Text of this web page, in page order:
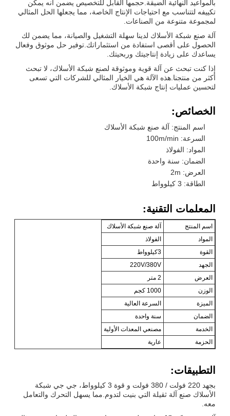
بالمواعيد النهائية الضيقة.حجمها القابل للتخصيص يضمن أنه يمكن
تكييفه لتتناسب مع احتياجات الإنتاج الخاصة، مما يجعلها الحل المثالي
لمجموعة متنوعة من الصناعات.
آلة صنع شبكة الأسلاك لدينا سهلة التشغيل والصيانة، مما يضمن لك
الحصول على أقصى استفادة من استثماراتك.توفير حل موثوق وفعال
يساعدك على زيادة إنتاجيتك وربحيتك.
إذا كنت تبحث عن آلة قوية وموثوقة لصنع شبكة الأسلاك، لا تبحث
أكثر من منتجنا.هذه الآلة هي الخيار المثالي للشركات التي تسعى
لتحسين عمليات إنتاج شبكة الأسلاك.
الخصائص:
اسم المنتج: آلة صنع شبكة الأسلاك
السرعة: 100m/min
المواد: الفولاذ
الضمان: سنة واحدة
العرض: 2m
الطاقة: 3 كيلوواط
المعلمات التقنية:
اسم المنتج
آلة صنع شبكة الأسلاك
المواد
الفولاذ
القوة
3كيلوواط
الجهد
220V/380V
العرض
2 متر
الوزن
1000 كجم
الميزة
السرعة العالية
الضمان
سنة واحدة
الخدمة
مصنعي المعدات الأولية
الحزمة
عارية
التطبيقات:
بجهد 220 فولت / 380 فولت و قوة 3 كيلوواط، جي جي شبكة
الأسلاك صنع آلة ثقيلة التي بنيت لتدوم.مما يسهل التحرك والتعامل
معه.